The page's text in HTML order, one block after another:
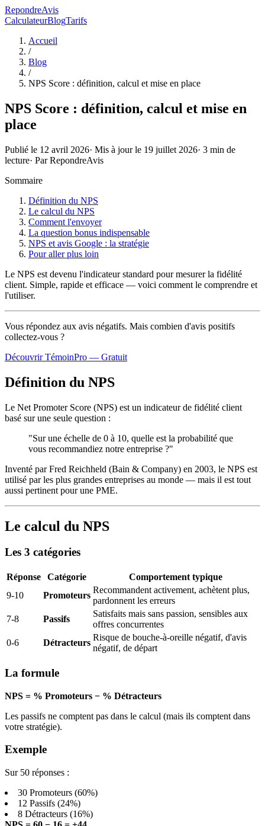
RepondreAvis
CalculateurBlogTarifs
Accueil
/
Blog
/
NPS Score : définition, calcul et mise en place
NPS Score : définition, calcul et mise en
place
Publié le 12 avril 2026· Mis à jour le 19 juillet 2026· 3 min de
lecture· ParRepondreAvis
Sommaire
Définition du NPS
Le calcul du NPS
Comment l'envoyer
La question bonus indispensable
NPS et avis Google : la stratégie
Pour aller plus loin
Le NPS est devenu l'indicateur standard pour mesurer la fidélité
client. Simple, rapide et efficace — voici comment le comprendre et
l'utiliser.
Vous répondez aux avis négatifs. Mais combien d'avis positifs
collectez-vous ?
Découvrir TémoinPro — Gratuit
Définition du NPS
Le Net Promoter Score (NPS) est un indicateur de fidélité client
basé sur une seule question :
"Sur une échelle de 0 à 10, quelle est la probabilité que
vous recommandiez notre entreprise ?"
Inventé par Fred Reichheld (Bain & Company) en 2003, le NPS est
utilisé par les plus grandes entreprises au monde — mais il est tout
aussi pertinent pour une PME.
Le calcul du NPS
Les 3 catégories
Réponse Catégorie
Comportement typique
9-10
Promoteurs
Recommandent activement, achètent plus,
pardonnent les erreurs
7-8
Passifs
Satisfaits mais sans passion, sensibles aux
offres concurrentes
0-6
Détracteurs
Risque de bouche-à-oreille négatif, d'avis
négatif, de départ
La formule
NPS = % Promoteurs − % Détracteurs
Les passifs ne comptent pas dans le calcul (mais ils comptent dans
votre stratégie).
Exemple
Sur 50 réponses :
30 Promoteurs (60%)
12 Passifs (24%)
8 Détracteurs (16%)